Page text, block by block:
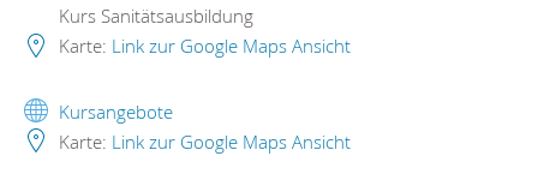
Kurs Sanitätsausbildung
Karte: Link zur Google Maps Ansicht
Kursangebote
Karte: Link zur Google Maps Ansicht